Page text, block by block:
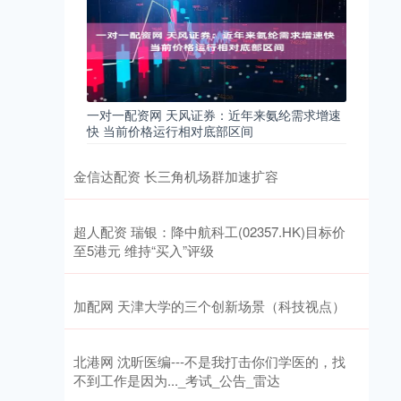
一对一配资网 天风证券：近年来氨纶需求增速
快 当前价格运行相对底部区间
金信达配资 长三角机场群加速扩容
超人配资 瑞银：降中航科工(02357.HK)目标价
至5港元 维持“买入”评级
加配网 天津大学的三个创新场景（科技视点）
北港网 沈昕医编---不是我打击你们学医的，找
不到工作是因为..._考试_公告_雷达